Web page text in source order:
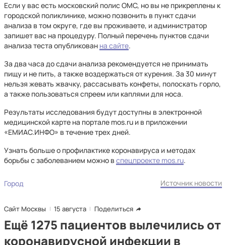
Если у вас есть московский полис ОМС, но вы не прикреплены к
городской поликлинике, можно позвонить в пункт сдачи
анализа в том округе, где вы проживаете, и администратор
запишет вас на процедуру. Полный перечень пунктов сдачи
анализа теста опубликован на сайте.
За два часа до сдачи анализа рекомендуется не принимать
пищу и не пить, а также воздержаться от курения. За 30 минут
нельзя жевать жвачку, рассасывать конфеты, полоскать горло,
а также пользоваться спреем или каплями для носа.
Результаты исследования будут доступны в электронной
медицинской карте на портале mos.ru и в приложении
«ЕМИАС.ИНФО» в течение трех дней.
Узнать больше о профилактике коронавируса и методах
борьбы с заболеванием можно в спецпроекте mos.ru.
Город Источник новости
Сайт Москвы 15 августа Поделиться
Ещё 1275 пациентов вылечились от
коронавирусной инфекции в